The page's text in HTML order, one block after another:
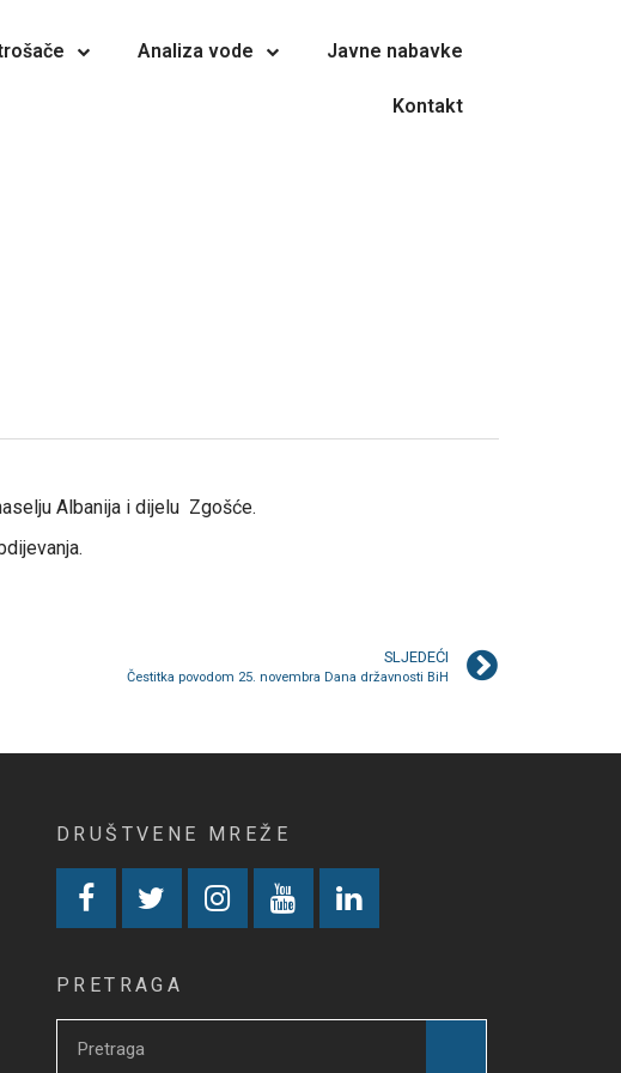
Analiza vode Javne nabavke
Kontakt
Albanija i dijelu Zgošće.
SLJEDEĆI
Čestitka povodom 25. novembra Dana državnosti BiH
DRUŠTVENE MREŽE
PRETRAGA